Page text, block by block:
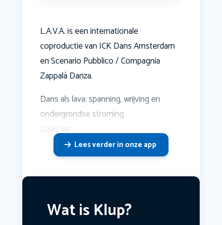
L.A.V.A. is een internationale
coproductie van ICK Dans Amsterdam
en Scenario Pubblico / Compagnia
Zappalà Danza.
Dans als lava: spanning, wrijving en
ondergrondse stroming
Zoals lav
Lees verder in onze app
Wat is Klup?